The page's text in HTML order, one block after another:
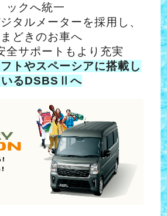
ックへ統一
タルメーターを採用し、
どきのお車へ
全サポートもより充実
トやスペーシアに搭載し
るDSBSⅡへ